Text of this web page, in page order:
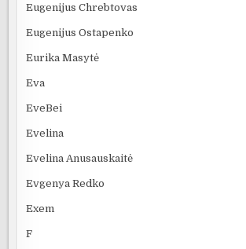
Eugenijus Chrebtovas
Eugenijus Ostapenko
Eurika Masytė
Eva
EveBei
Evelina
Evelina Anusauskaitė
Evgenya Redko
Exem
F